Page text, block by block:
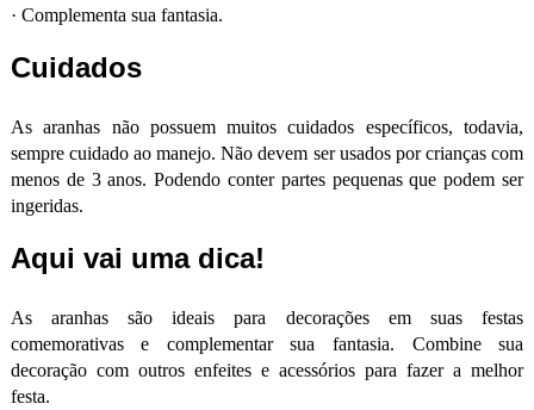
· Complementa sua fantasia.
Cuidados
As aranhas não possuem muitos cuidados específicos, todavia,
sempre cuidado ao manejo. Não devem ser usados por crianças com
menos de 3 anos. Podendo conter partes pequenas que podem ser
ingeridas.
Aqui vai uma dica!
As aranhas são ideais para decorações em suas festas
comemorativas e complementar sua fantasia. Combine sua
decoração com outros enfeites e acessórios para fazer a melhor
festa.